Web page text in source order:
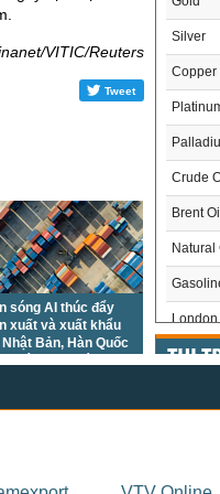
VITIC/Reuters
Tweet
sóng AI thúc đẩy
xuất và xuất khẩu
Bản, Hàn Quốc
Silver
Copper
Crude
Brent
Natural
London
US
THỊ